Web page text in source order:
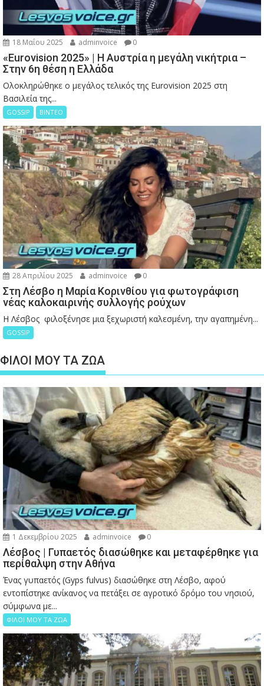
18 Μαΐου 2025 adminvoice 0
«Eurovision 2025» | Η Αυστρία η μεγάλη νικήτρια –
Στην 6η θέση η Ελλάδα
Ολοκληρώθηκε ο μεγάλος τελικός της Eurovision 2025 στη
Βασιλεία της...
GOSSIP ΒΙΝΤΕΟ
28 Απριλίου 2025 adminvoice 0
Στη Λέσβο η Μαρία Κορινθίου για φωτογράφιση
νέας καλοκαιρινής συλλογής ρούχων
Η Λέσβος φιλοξένησε μια ξεχωριστή καλεσμένη, την αγαπημένη...
GOSSIP
ΦΙΛΟΙ ΜΟΥ ΤΑ ΖΩΑ
1 Δεκεμβρίου 2025 adminvoice 0
Λέσβος | Γυπαετός διασώθηκε και μεταφέρθηκε για
περίθαλψη στην Αθήνα
Ένας γυπαετός (Gyps fulvus) διασώθηκε στη Λέσβο, αφού
εντοπίστηκε ανίκανος να πετάξει σε αγροτικό δρόμο του νησιού,
σύμφωνα με...
ΦΙΛΟΙ ΜΟΥ ΤΑ ΖΩΑ